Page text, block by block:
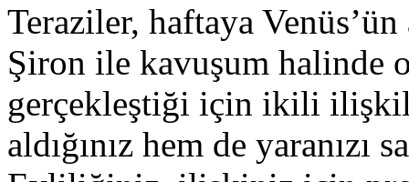
Teraziler, haftaya
Şiron ile kavuşum halinde
gerçekleştiği için ikili
aldığınız hem de yaranızı